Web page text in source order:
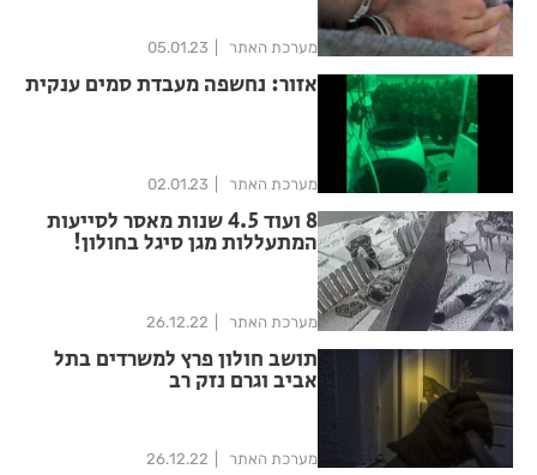
מערכת האתר 05.01.23
אזור: נחשפה מעבדת סמים ענקית
מערכת האתר 02.01.23
8 ועוד 4.5 שנות מאסר לסייעות
המתעללות מגן סיגל בחולון!
מערכת האתר 26.12.22
תושב חולון פרץ למשרדים בתל
אביב וגרם נזק רב
מערכת האתר 26.12.22